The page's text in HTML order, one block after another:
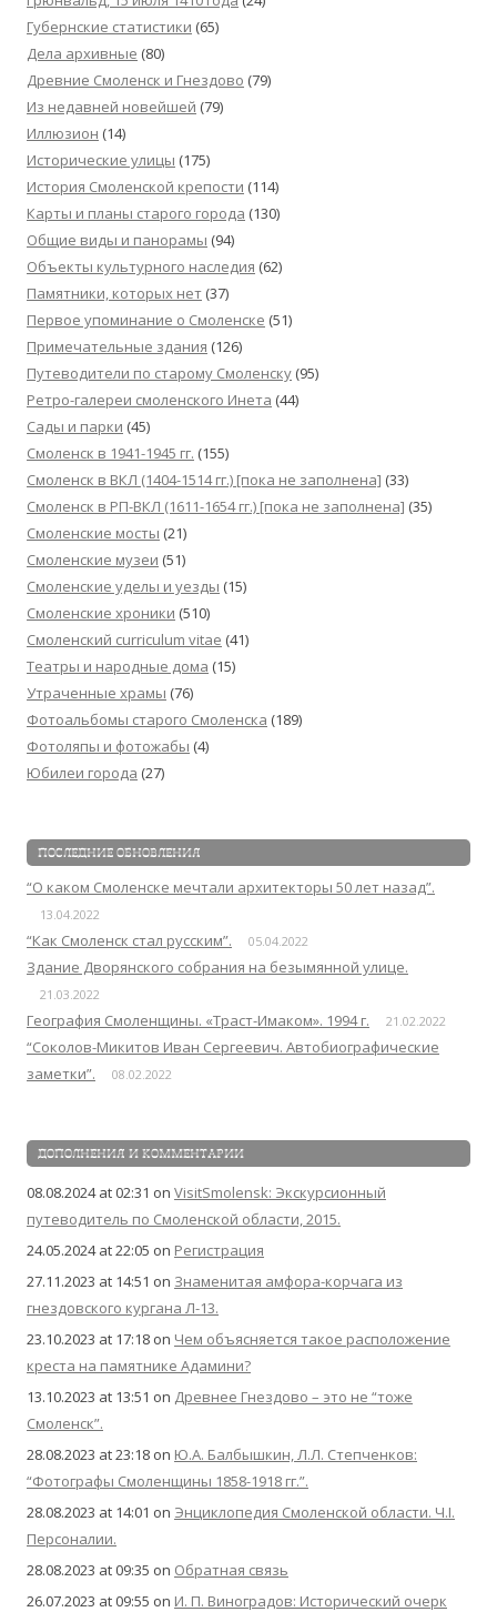
Губернские статистики (65)
Дела архивные (80)
Древние Смоленск и Гнездово (79)
Из недавней новейшей (79)
Иллюзион (14)
Исторические улицы (175)
История Смоленской крепости (114)
Карты и планы старого города (130)
Общие виды и панорамы (94)
Объекты культурного наследия (62)
Памятники, которых нет (37)
Первое упоминание о Смоленске (51)
Примечательные здания (126)
Путеводители по старому Смоленску (95)
Ретро-галереи смоленского Инета (44)
Сады и парки (45)
Смоленск в 1941-1945 гг. (155)
Смоленск в ВКЛ (1404-1514 гг.) [пока не заполнена] (33)
Смоленск в РП-ВКЛ (1611-1654 гг.) [пока не заполнена] (35)
Смоленские мосты (21)
Смоленские музеи (51)
Смоленские уделы и уезды (15)
Смоленские хроники (510)
Смоленский сurriculum vitae (41)
Театры и народные дома (15)
Утраченные храмы (76)
Фотоальбомы старого Смоленска (189)
Фотоляпы и фотожабы (4)
Юбилеи города (27)
ПОСЛЕДНИЕ ОБНОВЛЕНИЯ
“О каком Смоленске мечтали архитекторы 50 лет назад”.
13.04.2022
“Как Смоленск стал русским”. 05.04.2022
Здание Дворянского собрания на безымянной улице.
21.03.2022
География Смоленщины. «Траст-Имаком». 1994 г. 21.02.2022
“Соколов-Микитов Иван Сергеевич. Автобиографические
заметки”.
08.02.2022
ДОПОЛНЕНИЯ И КОММЕНТАРИИ
08.08.2024 at 02:31 on VisitSmolensk: Экскурсионный
путеводитель по Смоленской области, 2015.
24.05.2024 at 22:05 on Регистрация
27.11.2023 at 14:51 on Знаменитая амфора-корчага из
гнездовского кургана Л-13.
23.10.2023 at 17:18 on Чем объясняется такое расположение
креста на памятнике Адамини?
13.10.2023 at 13:51 on Древнее Гнездово – это не “тоже
Смоленск”.
28.08.2023 at 23:18 on Ю.А. Балбышкин, Л.Л. Степченков:
“Фотографы Смоленщины 1858-1918 гг.”.
28.08.2023 at 14:01 on Энциклопедия Смоленской области. Ч.I.
Персоналии.
28.08.2023 at 09:35 on Обратная связь
26.07.2023 at 09:55 on И. П. Виноградов: Исторический очерк